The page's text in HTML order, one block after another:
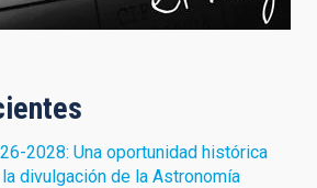
2028: Una oportunidad histórica
divulgación de la Astronomía